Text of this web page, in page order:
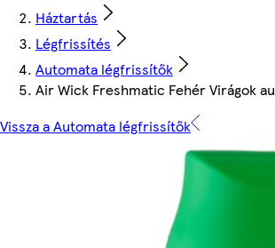
Háztartás
Légfrissítés
Automata légfrissítők
Air Wick Freshmatic Fehér Virágok
Vissza a Automata légfrissítők